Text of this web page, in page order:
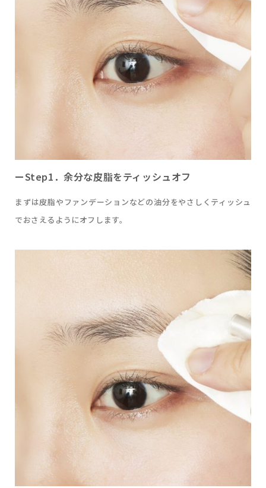
ーStep1．余分な皮脂をティッシュオフ
まずは皮脂やファンデーションなどの油分をやさしくティッシュ
でおさえるようにオフします。